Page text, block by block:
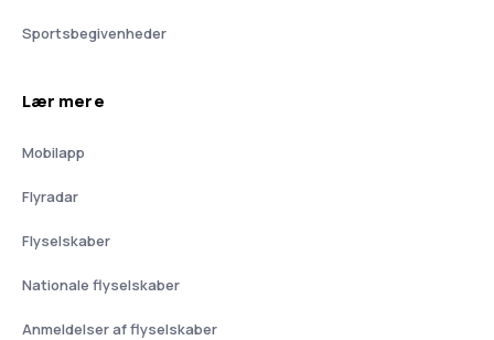
Sportsbegivenheder
Lær mere
Mobilapp
Flyradar
Flyselskaber
Nationale flyselskaber
Anmeldelser af flyselskaber